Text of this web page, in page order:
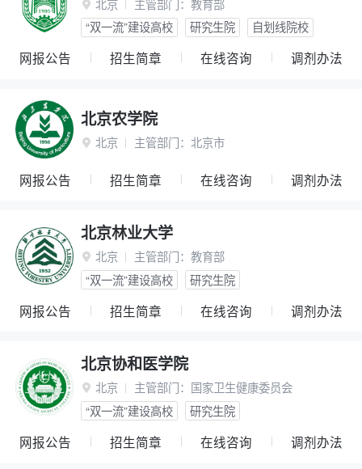
 北京 主管部门： 教育部
“双一流”建设高校
研究生院 自划线院校
网报公告 招生简章 在线咨询 调剂办法
北京农学院
 北京 主管部门： 北京市
网报公告 招生简章 在线咨询 调剂办法
北京林业大学
 北京 主管部门： 教育部
“双一流”建设高校
研究生院
网报公告 招生简章 在线咨询 调剂办法
北京协和医学院
 北京 主管部门： 国家卫生健康委员会
“双一流”建设高校
研究生院
网报公告 招生简章 在线咨询 调剂办法